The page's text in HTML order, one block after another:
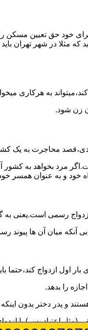
برای خود حق تعیین مسکن
که مثلا در شهر تهران
به هرکاری
زن شود.
محاجرت به یک
مرد بخواهد به
خود و به عنوان همسر
رسمی است.یعنی
آنکه میان آن ها
اول ازدواج کند،حتما
را بدهد.
و پدر دختر بدون
اعتیاد پسر) با